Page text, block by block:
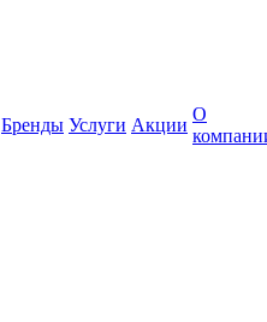
Бренды Услуги Акции
О